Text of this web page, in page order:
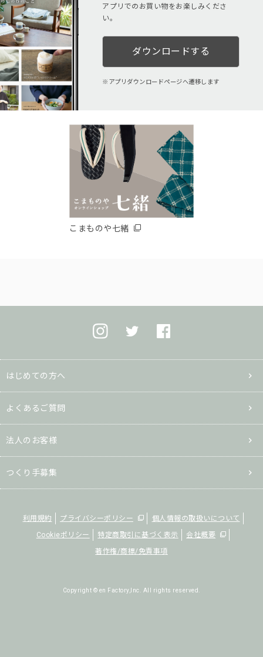
アプリでのお買い物をお楽しみくださ
い。
ダウンロードする
アプリダウンロードページへ遷移します
こまものや七緒
はじめての方へ
よくあるご質問
法人のお客様
つくり手募集
利用規約 プライバシーポリシー
個人情報の取扱いについて
Cookieポリシー
特定商取引に基づく表示
会社概要
著作権/商標/免責事項
Copyright © en Factory,Inc. All rights reserved.